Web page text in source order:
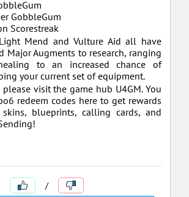
GobbleGum
Scorestreak
Mend and Vulture Aid all have
Major Augments to research, ranging
to an increased chance of
your current set of equipment.
visit the game hub U4GM. You
redeem codes here to get rewards
blueprints, calling cards, and
/